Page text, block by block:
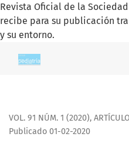
Revista Oficial de la
recibe para su publicación
y su entorno.
Infecciones de heridas
VOL. 91 NÚM. 1 (2020),
Publicado 01-02-2020